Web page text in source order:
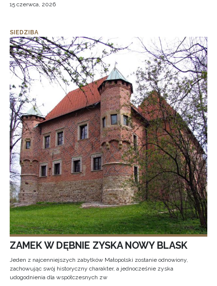
15 czerwca, 2026
SIEDZIBA
ZAMEK W DĘBNIE ZYSKA NOWY BLASK
Jeden z najcenniejszych zabytków Małopolski zostanie odnowiony,
zachowując swój historyczny charakter, a jednocześnie zyska
udogodnienia dla współczesnych zw